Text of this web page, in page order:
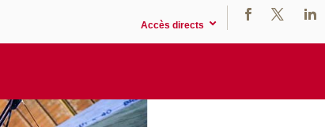
Accès directs